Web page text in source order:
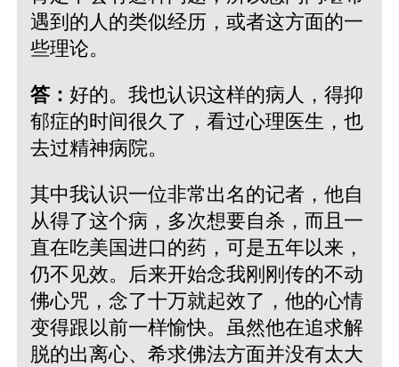
遇到的人的类似经历，或者这方面的一
些理论。
答： 好的。我也认识这样的病人，得抑
郁症的时间很久了，看过心理医生，也
去过精神病院。
其中我认识一位非常出名的记者，他自
从得了这个病，多次想要自杀，而且一
直在吃美国进口的药，可是五年以来，
仍不见效。后来开始念我刚刚传的不动
佛心咒，念了十万就起效了，他的心情
变得跟以前一样愉快。虽然他在追求解
脱的出离心、希求佛法方面并没有太大